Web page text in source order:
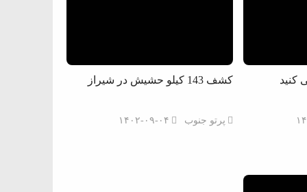
کنید کشف 143 کیلو حشیش در شیراز
پرتو جنوب ۱۴۰۲-۰۹-۰۴